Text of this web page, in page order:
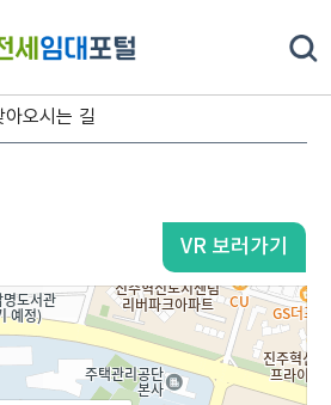
아오시는 길
VR 보러가기